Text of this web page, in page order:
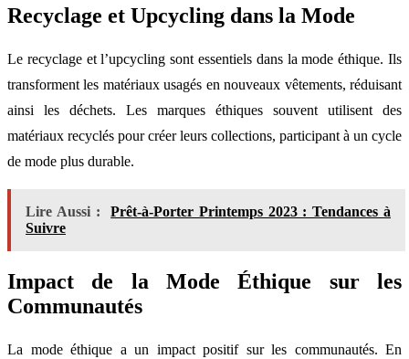
Recyclage et Upcycling dans la Mode
Le recyclage et l’upcycling sont essentiels dans la mode éthique. Ils
transforment les matériaux usagés en nouveaux vêtements, réduisant
ainsi les déchets. Les marques éthiques souvent utilisent des
matériaux recyclés pour créer leurs collections, participant à un cycle
de mode plus durable.
Lire Aussi :
Prêt-à-Porter Printemps 2023 : Tendances à
Suivre
Impact de la Mode Éthique sur les
Communautés
La mode éthique a un impact positif sur les communautés. En